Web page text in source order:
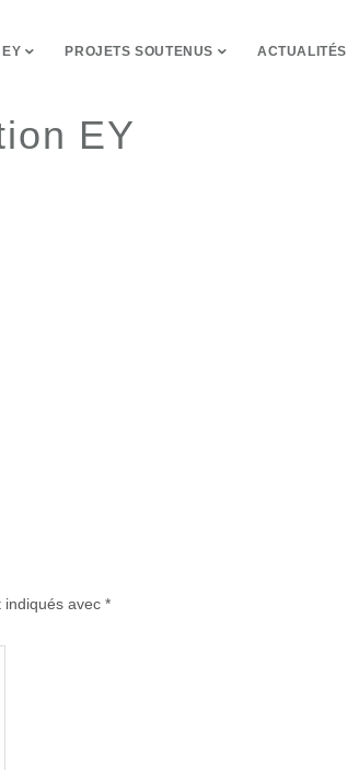
PROJETS SOUTENUS ACTUALITÉS
EY
indiqués avec *